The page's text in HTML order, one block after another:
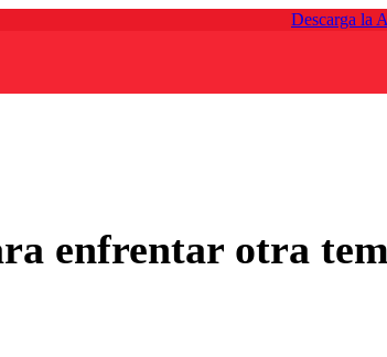
Descarga la
enfrentar otra